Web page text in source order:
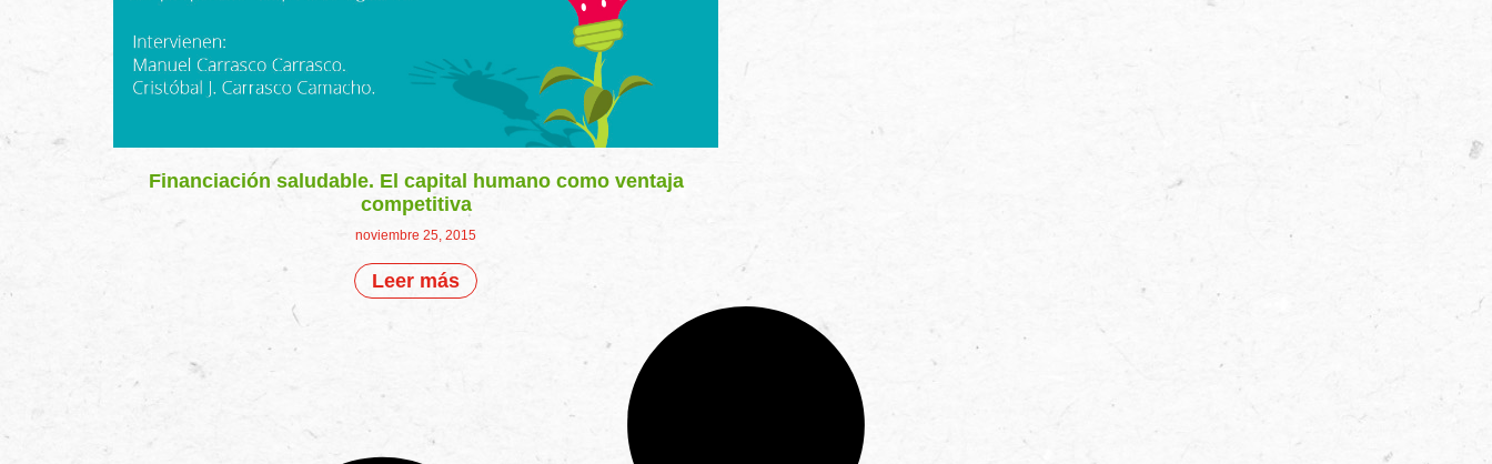
Financiación saludable. El capital humano como ventaja
competitiva
noviembre 25, 2015
Leer más